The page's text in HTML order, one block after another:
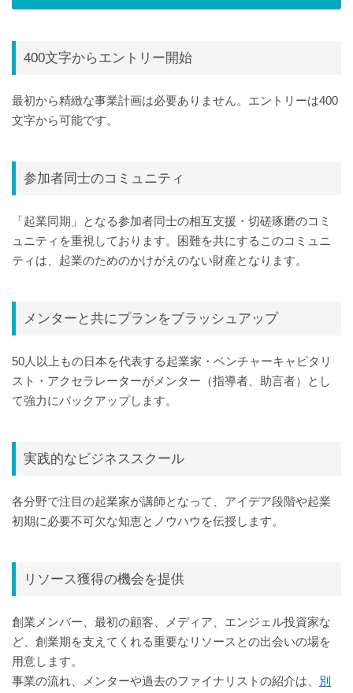
400文字からエントリー開始
最初から精緻な事業計画は必要ありません。エントリーは400
文字から可能です。
参加者同士のコミュニティ
「起業同期」となる参加者同士の相互支援・切磋琢磨のコミ
ュニティを重視しております。困難を共にするこのコミュニ
ティは、起業のためのかけがえのない財産となります。
メンターと共にプランをブラッシュアップ
50人以上もの日本を代表する起業家・ベンチャーキャピタリ
スト・アクセラレーターがメンター（指導者、助言者）とし
て強力にバックアップします。
実践的なビジネススクール
各分野で注目の起業家が講師となって、アイデア段階や起業
初期に必要不可欠な知恵とノウハウを伝授します。
リソース獲得の機会を提供
創業メンバー、最初の顧客、メディア、エンジェル投資家な
ど、創業期を支えてくれる重要なリソースとの出会いの場を
用意します。
事業の流れ、メンターや過去のファイナリストの紹介は、 別